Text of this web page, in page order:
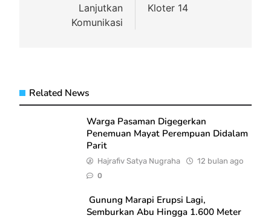
Lanjutkan
Komunikasi
Kloter 14
Related News
Warga Pasaman Digegerkan
Penemuan Mayat Perempuan Didalam
Parit
Hajrafiv Satya Nugraha 12 bulan ago
0
Gunung Marapi Erupsi Lagi,
Semburkan Abu Hingga 1.600 Meter